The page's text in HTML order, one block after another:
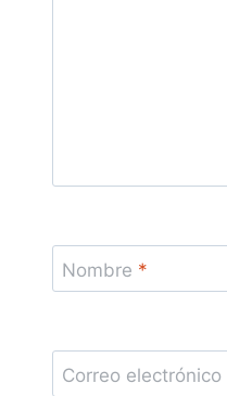
Nombre *
Correo electrónico